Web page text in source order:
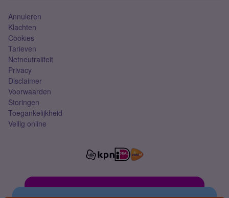
Annuleren
Klachten
Cookies
Tarieven
Netneutraliteit
Privacy
Disclaimer
Voorwaarden
Storingen
Toegankelijkheid
Veilig online